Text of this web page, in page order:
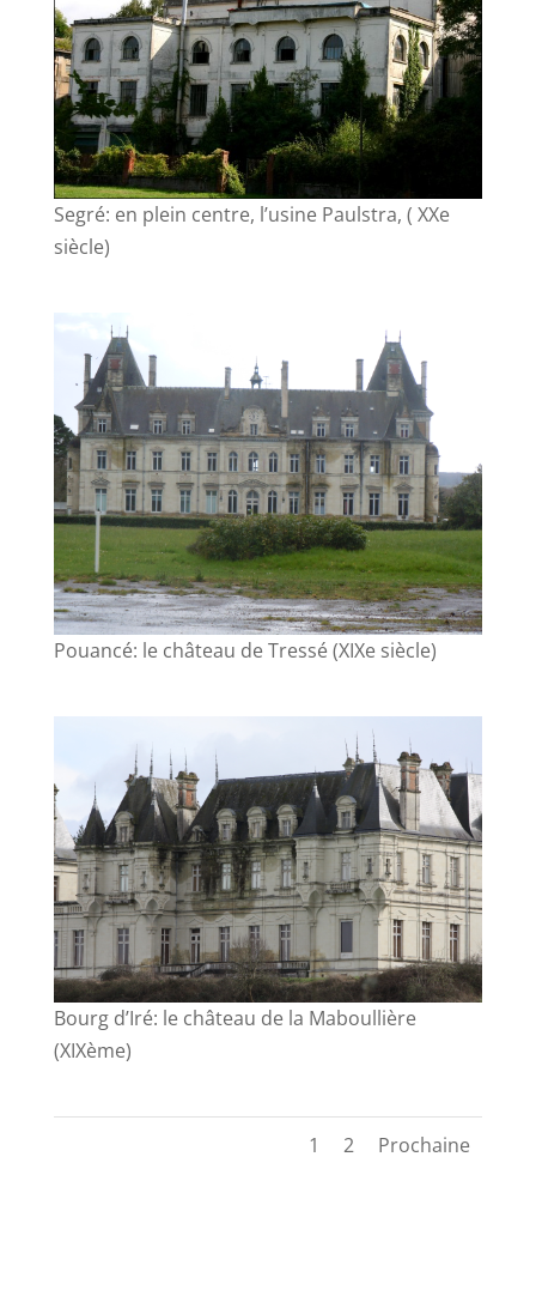
Segré: en plein centre, l’usine Paulstra, ( XXe
siècle)
Pouancé: le château de Tressé (XIXe siècle)
Bourg d’Iré: le château de la Maboullière
(XIXème)
1 2 Prochaine